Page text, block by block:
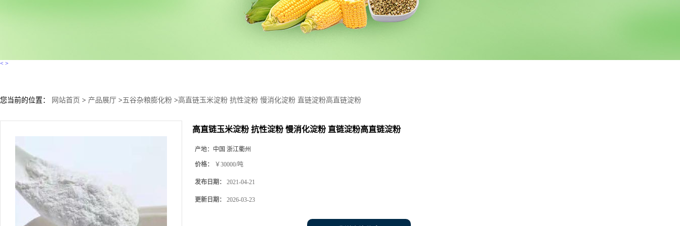
< >
您当前的位置： 网站首页 > 产品展厅 >五谷杂粮膨化粉 >高直链玉米淀粉 抗性淀粉 慢消化淀粉 直链淀粉高直链淀粉
高直链玉米淀粉 抗性淀粉 慢消化淀粉 直链淀粉高直链淀粉
产地： 中国 浙江衢州
价格： ￥30000/吨
发布日期： 2021-04-21
更新日期： 2026-03-23